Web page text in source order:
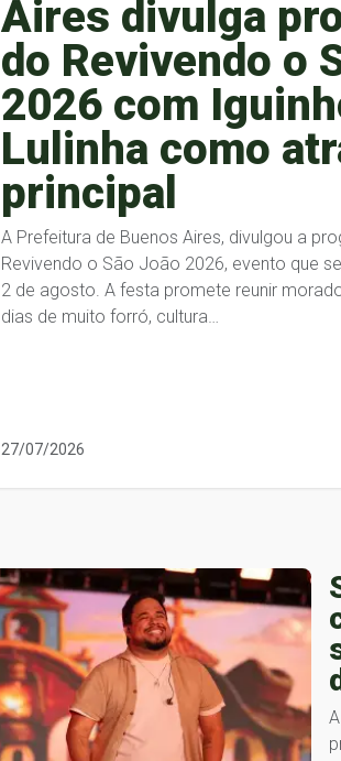
Aires divulga
do Revivendo o
2026 com
Lulinha como
principal
A Prefeitura de Buenos Aires, divulgou a
Revivendo o São João 2026, evento que
2 de agosto. A festa promete reunir
dias de muito forró, cultura…
27/07/2026